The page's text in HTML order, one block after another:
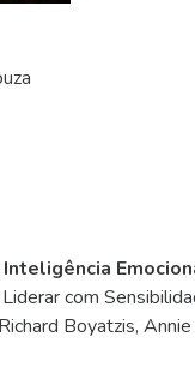
com
Boyatzis,